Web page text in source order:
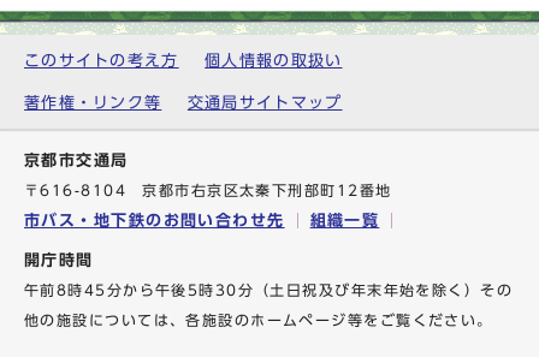
このサイトの考え方 個人情報の取扱い
著作権・リンク等 交通局サイトマップ
京都市交通局
〒616-8104 京都市右京区太秦下刑部町12番地
市バス・地下鉄のお問い合わせ先 組織一覧
開庁時間
午前8時45分から午後5時30分（土日祝及び年末年始を除く）その
他の施設については、各施設のホームページ等をご覧ください。